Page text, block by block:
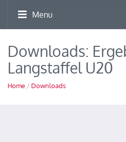
Menu
Downloads:
Langstaffel U20
Home / Downloads